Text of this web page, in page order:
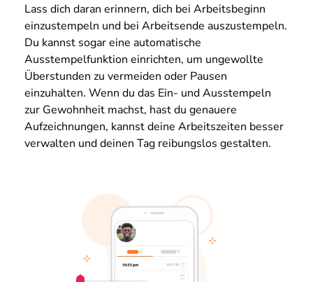
Lass dich daran erinnern, dich bei Arbeitsbeginn
einzustempeln und bei Arbeitsende auszustempeln.
Du kannst sogar eine automatische
Ausstempelfunktion einrichten, um ungewollte
Überstunden zu vermeiden oder Pausen
einzuhalten. Wenn du das Ein- und Ausstempeln
zur Gewohnheit machst, hast du genauere
Aufzeichnungen, kannst deine Arbeitszeiten besser
verwalten und deinen Tag reibungslos gestalten.